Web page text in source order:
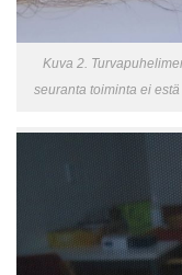
Kuva 2.
seuranta toiminta ei